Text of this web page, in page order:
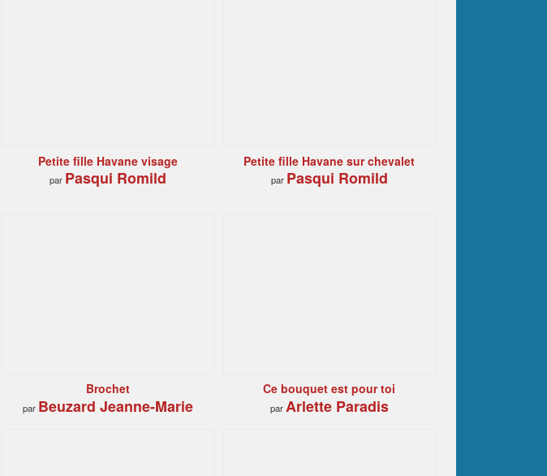
Petite fille Havane visage
par Pasqui Romild
Petite fille Havane sur chevalet
par Pasqui Romild
Brochet
par Beuzard Jeanne-Marie
Ce bouquet est pour toi
parArlette Paradis